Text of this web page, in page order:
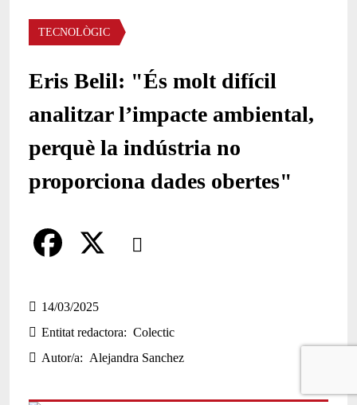
Àmbit de la notícia
TECNOLÒGIC
Eris Belil: "És molt difícil
analitzar l’impacte ambiental,
perquè la indústria no
proporciona dades obertes"
Comparteix
a
c
e
14/03/2025
Entitat redactora
Colectic
Autor/a
Alejandra Sanchez